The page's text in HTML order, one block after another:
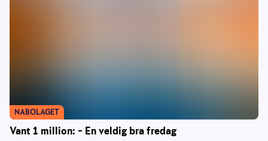
Vant 1 million: – En veldig bra fredag
NABOLAGET